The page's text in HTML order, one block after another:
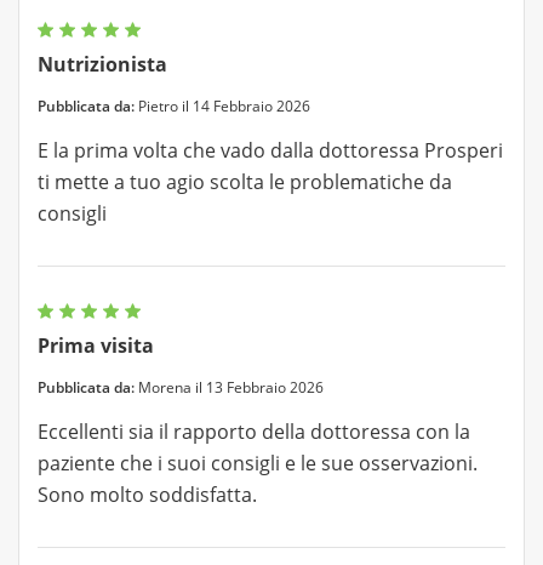
Nutrizionista
Pubblicata da: Pietro il 14 Febbraio 2026
E la prima volta che vado dalla dottoressa Prosperi
ti mette a tuo agio scolta le problematiche da
consigli
Prima visita
Pubblicata da: Morena il 13 Febbraio 2026
Eccellenti sia il rapporto della dottoressa con la
paziente che i suoi consigli e le sue osservazioni.
Sono molto soddisfatta.